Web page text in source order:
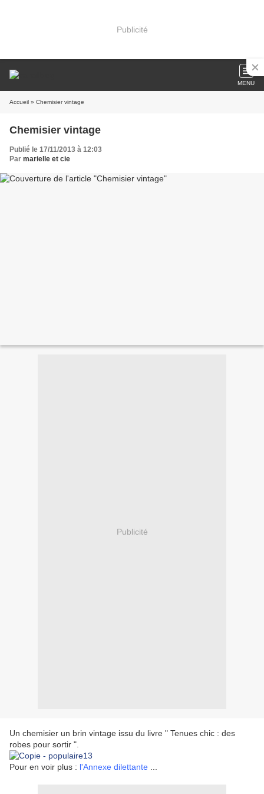
Publicité
MENU
Accueil » Chemisier vintage
Chemisier vintage
Publié le 17/11/2013 à 12:03
Par marielle et cie
Publicité
Un chemisier un brin vintage issu du livre " Tenues chic : des
robes pour sortir ".
Pour en voir plus : l'Annexe dilettante